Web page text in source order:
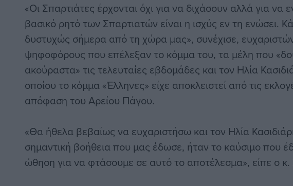
«Οι Σπαρτιάτες έρχονται όχι για να διχάσουν αλλά για να
βασικό ρητό των Σπαρτιατών είναι η ισχύς εν τη ενώσει.
δυστυχώς σήμερα από τη χώρα μας», συνέχισε,
ψηφοφόρους που επέλεξαν το κόμμα του, τα μέλη που
ακούραστα» τις τελευταίες εβδομάδες και τον Ηλία
οποίου το κόμμα «Έλληνες» είχε αποκλειστεί από τις
απόφαση του Αρείου Πάγου.
«Θα ήθελα βεβαίως να ευχαριστήσω και τον Ηλία
σημαντική βοήθεια που μας έδωσε, ήταν το καύσιμο που
ώθηση για να φτάσουμε σε αυτό το αποτέλεσμα», είπε ο κ.